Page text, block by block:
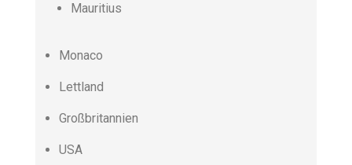
Mauritius
Monaco
Lettland
Großbritannien
USA